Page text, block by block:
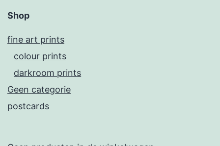
Shop
fine art prints
colour prints
darkroom prints
Geen categorie
postcards